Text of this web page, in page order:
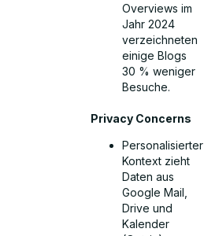
Overviews im
Jahr 2024
verzeichneten
einige Blogs
30 % weniger
Besuche.
Privacy Concerns
Personalisierter
Kontext zieht
Daten aus
Google Mail,
Drive und
Kalender